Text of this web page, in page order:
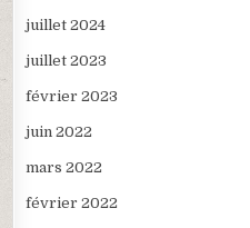
juillet 2024
juillet 2023
février 2023
juin 2022
mars 2022
février 2022